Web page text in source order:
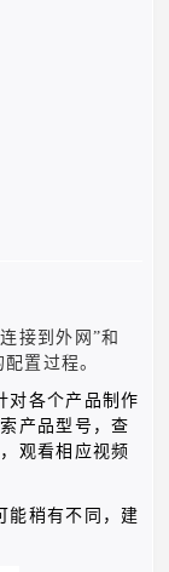
接到外网”和
置过程。
对各个产品制作
产品型号，查
观看相应视频
能稍有不同，建